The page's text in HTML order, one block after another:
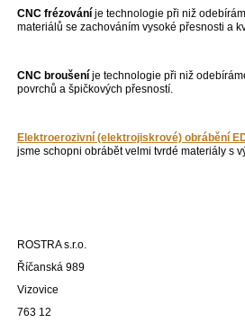
CNC frézování je technologie při niž
materiálů se zachováním vysoké přesnosti a
CNC broušení je technologie při niž
povrchů a špičkových přesností.
Elektroerozivní (elektrojiskrové) obrábění
jsme schopni obrábět velmi tvrdé materiály s
ROSTRA s.r.o.
Říčanská 989
Vizovice
763 12